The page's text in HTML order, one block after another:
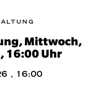
Mittwoch,
16:00 Uhr
, 16:00